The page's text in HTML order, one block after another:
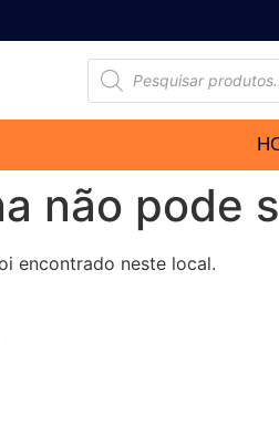
não pode
encontrado neste local.